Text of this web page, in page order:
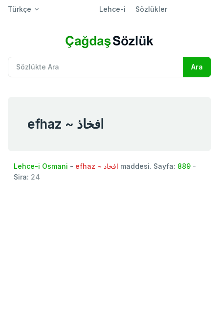
Türkçe Lehce-i Sözlükler
efhaz ~ افخاذ
Lehce-i Osmani - efhaz ~ افخاذ maddesi. Sayfa: 889 -
Sira: 24